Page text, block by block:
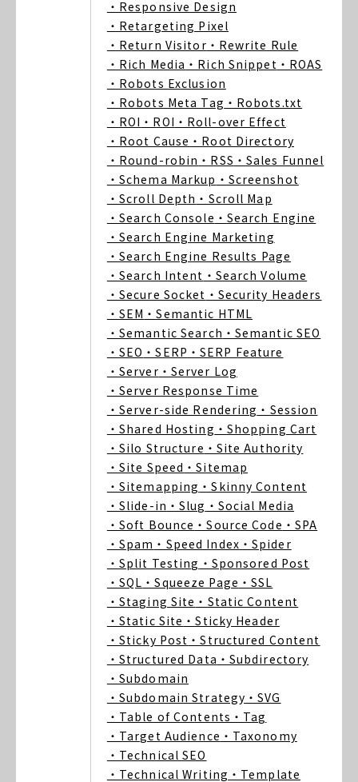
・Responsive Design
・Retargeting Pixel
・Return Visitor ・Rewrite Rule
・Rich Media ・Rich Snippet ・ROAS
・Robots Exclusion
・Robots Meta Tag ・Robots.txt
・ROI ・ROI ・Roll-over Effect
・Root Cause ・Root Directory
・Round-robin ・RSS ・Sales Funnel
・Schema Markup ・Screenshot
・Scroll Depth ・Scroll Map
・Search Console ・Search Engine
・Search Engine Marketing
・Search Engine Results Page
・Search Intent ・Search Volume
・Secure Socket ・Security Headers
・SEM ・Semantic HTML
・Semantic Search ・Semantic SEO
・SEO ・SERP ・SERP Feature
・Server ・Server Log
・Server Response Time
・Server-side Rendering ・Session
・Shared Hosting ・Shopping Cart
・Silo Structure ・Site Authority
・Site Speed ・Sitemap
・Sitemapping ・Skinny Content
・Slide-in ・Slug ・Social Media
・Soft Bounce ・Source Code ・SPA
・Spam ・Speed Index ・Spider
・Split Testing ・Sponsored Post
・SQL ・Squeeze Page ・SSL
・Staging Site ・Static Content
・Static Site ・Sticky Header
・Sticky Post ・Structured Content
・Structured Data ・Subdirectory
・Subdomain
・Subdomain Strategy ・SVG
・Table of Contents ・Tag
・Target Audience ・Taxonomy
・Technical SEO
・Technical Writing ・Template